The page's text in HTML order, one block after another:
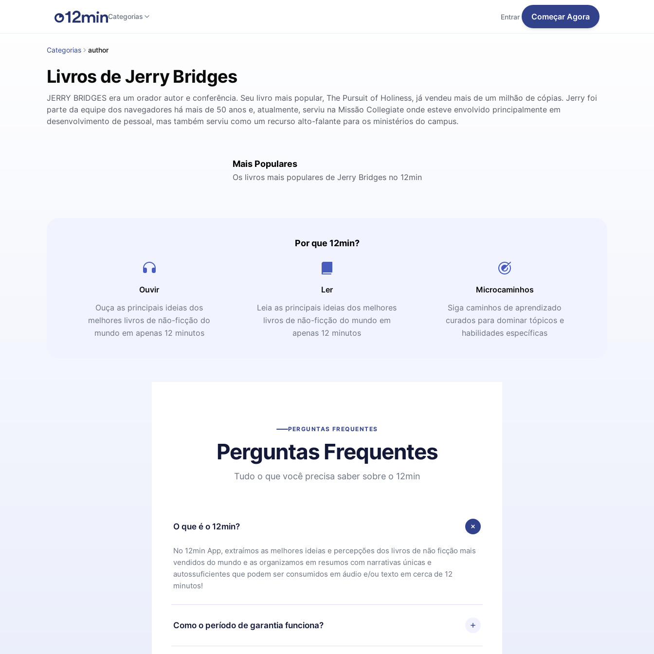
Categorias Entrar Começar Agora
Categorias author
Livros de Jerry Bridges
JERRY BRIDGES era um orador autor e conferência. Seu livro mais popular, The Pursuit of Holiness, já vendeu mais de um milhão de cópias. Jerry foi
parte da equipe dos navegadores há mais de 50 anos e, atualmente, serviu na Missão Collegiate onde esteve envolvido principalmente em
desenvolvimento de pessoal, mas também serviu como um recurso alto-falante para os ministérios do campus.
Mais Populares
Os livros mais populares de Jerry Bridges no 12min
Por que 12min?
Ouvir
Ouça as principais ideias dos
melhores livros de não-ficção do
mundo em apenas 12 minutos
Ler
Leia as principais ideias dos melhores
livros de não-ficção do mundo em
apenas 12 minutos
Microcaminhos
Siga caminhos de aprendizado
curados para dominar tópicos e
habilidades específicas
PERGUNTAS FREQUENTES
Perguntas Frequentes
Tudo o que você precisa saber sobre o 12min
O que é o 12min?
No 12min App, extraímos as melhores ideias e percepções dos livros de não ficção mais
vendidos do mundo e as organizamos em resumos com narrativas únicas e
autossuficientes que podem ser consumidos em áudio e/ou texto em cerca de 12
minutos!
Como o período de garantia funciona?
Você pode baixar nosso aplicativo e começar a aproveitar nossa biblioteca. Se por algum